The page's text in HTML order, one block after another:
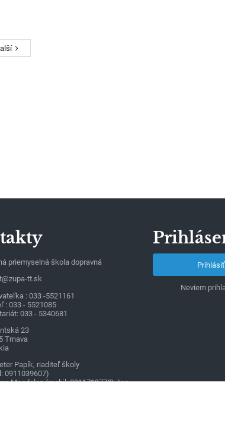
priemyselná škola dopravná
tt.sk
: 033 -5521161
: 033 - 5521085
033 - 5340681
23
Trnava
Papík, riaditeľ školy
0911039607)
Magdolen (mobil: 0911718770), Ing.
Neviem